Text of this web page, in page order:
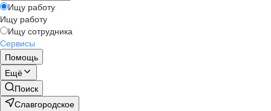
Ищу работу
Ищу работу
Ищу сотрудника
Сервисы
Помощь
Ещё
Поиск
Славгородское